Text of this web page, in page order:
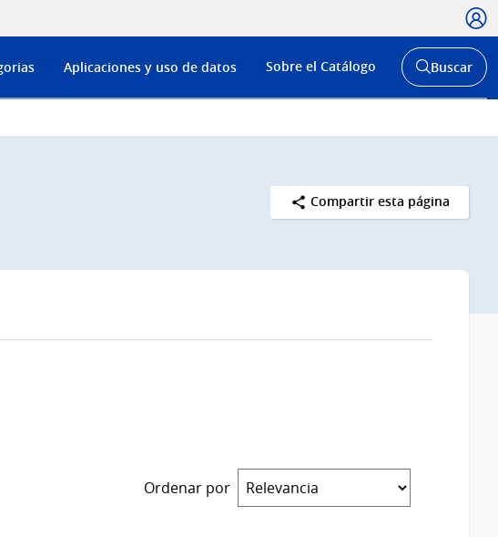
Menú
de
Aplicaciones y uso de datos Sobre el Catálogo
Abrir
buscador
Buscar
Compartir esta página
Ordenar por